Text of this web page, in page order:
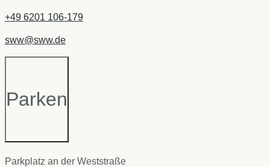
+49 6201 106-179
sww@sww.de
Parken
Parkplatz an der Weststraße